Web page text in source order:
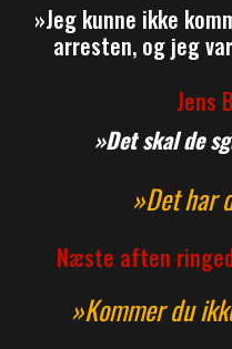
»Jeg kunne ikke
arresten, og jeg
Jens
»Det skal de
»Det har
Næste aften
»Kommer du